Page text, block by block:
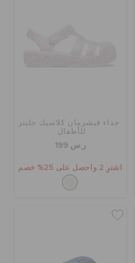
حذاء فيشرمان كلاسيك جليتر
للأطفال
ر.س 199
اشترِ 2 واحصل على 25% خصم